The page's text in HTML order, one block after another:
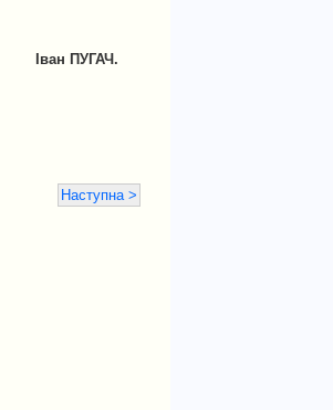
Іван ПУГАЧ.
Наступна >